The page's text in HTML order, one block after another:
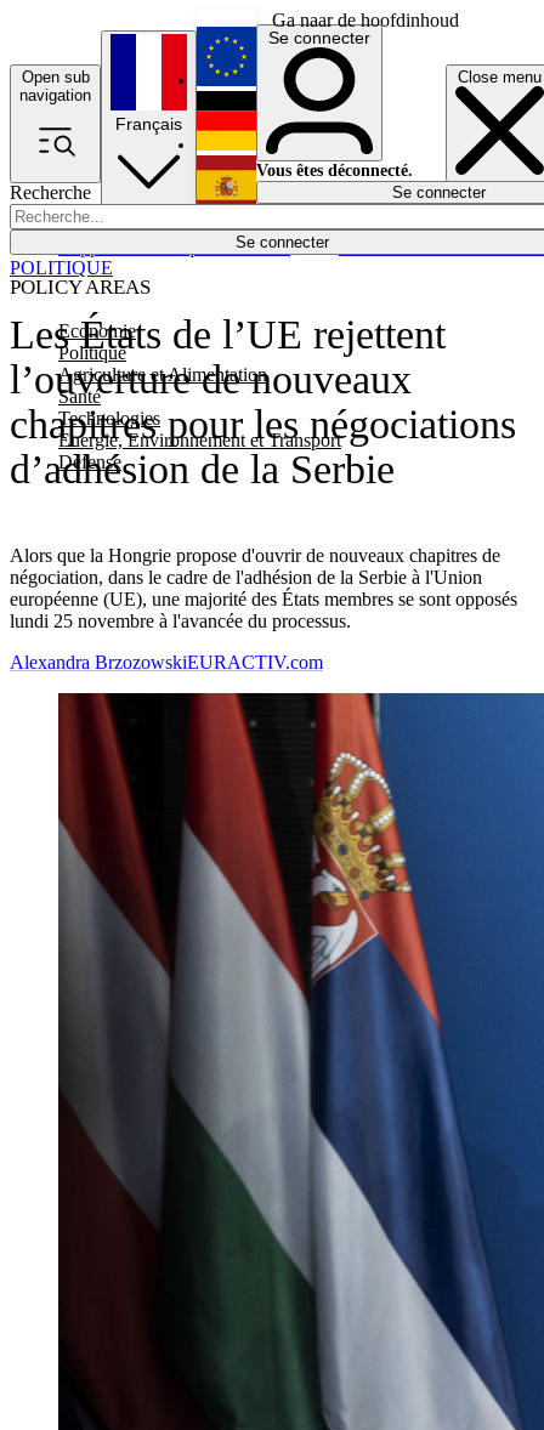
Ga naar de hoofdinhoud
Open sub
navigation
Close menu
Recherche
Se connecter
POLICY AREAS
Economie
Politique
Agriculture et Alimentation
Santé
Technologies
Energie, Environnement et Transport
Défense
Économie
Français
English
Deutsch
Español
Se connecter
Vous êtes déconnecté.
Se connecter
Les États de l’UE rejettent
l’ouverture de nouveaux
chapitres pour les négociations
d’adhésion de la Serbie
Alors que la Hongrie propose d'ouvrir de nouveaux chapitres de
négociation, dans le cadre de l'adhésion de la Serbie à l'Union
européenne (UE), une majorité des États membres se sont opposés
lundi 25 novembre à l'avancée du processus.
POLITIQUE
Alexandra BrzozowskiEURACTIV.com